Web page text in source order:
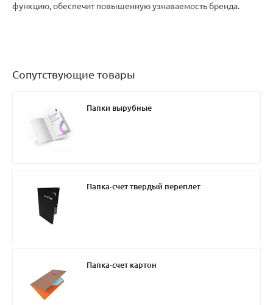
функцию, обеспечит повышенную узнаваемость бренда.
Сопутствующие товары
Папки вырубные
Папка-счет твердый переплет
Папка-счет картон